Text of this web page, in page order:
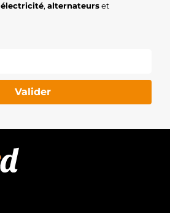
électricité, alternateurset
Valider